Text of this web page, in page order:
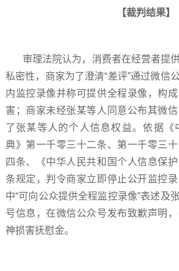
【裁判结果】
审理法院认为，消费者在经营者提
私密性，商家为了澄清“差评”通过微信
内监控录像并称可提供全程录像，构
害；商家未经张某等人同意公布其微
了张某等人的个人信息权益。依据《
典》第一千零三十二条、第一千零三
四条、《中华人民共和国个人信息保
条规定，判令商家立即停止公开监控
中“可向公众提供全程监控录像”表述及
号信息，在微信公众号发布致歉声明
神损害抚慰金。